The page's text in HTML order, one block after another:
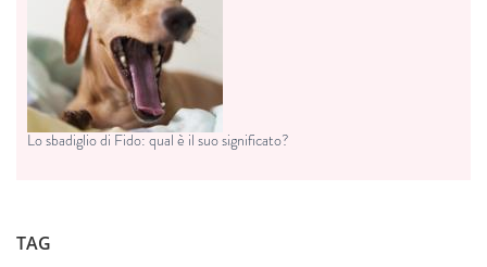
Lo sbadiglio di Fido: qual è il suo significato?
TAG